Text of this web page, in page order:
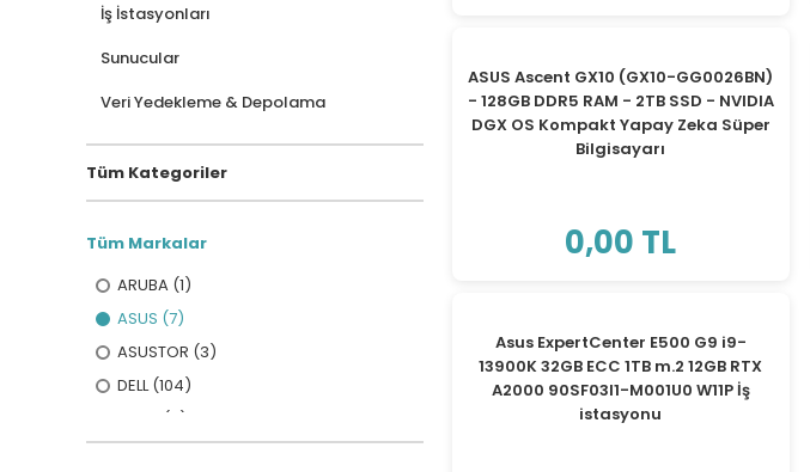
İş İstasyonları
Sunucular
Veri Yedekleme & Depolama
Tüm Kategoriler
Tüm Markalar
ARUBA (1)
ASUS (7)
ASUSTOR (3)
DELL (104)
Diğer (3)
ASUS Ascent GX10 (GX10-GG0026BN)
- 128GB DDR5 RAM - 2TB SSD - NVIDIA
DGX OS Kompakt Yapay Zeka Süper
Bilgisayarı
0,00 TL
Asus ExpertCenter E500 G9 i9-
13900K 32GB ECC 1TB m.2 12GB RTX
A2000 90SF03I1-M001U0 W11P İş
istasyonu